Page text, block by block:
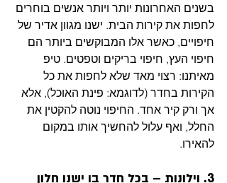
בשנים האחרונות יותר ויותר אנשים בוחרים
לחפות את קירות הבית. ישנו מגוון אדיר של
חיפויים, כאשר אלו המבוקשים ביותר הם
חיפוי העץ, חיפוי בריקים וטפטים. טיפ
מאיתנו: רצוי מאד שלא לחפות את כל
הקירות בחדר (לדוגמא: פינת האוכל), אלא
אך ורק קיר אחד. החיפוי נוטה להקטין את
החלל, ואף עלול להחשיך אותו במקום
להאירו.
3. וילונות – בכל חדר בו ישנו חלון